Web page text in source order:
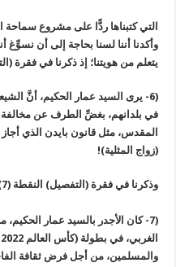
التي كتبناها ردًّا على مشروع سماحة
وأكدنا أننا لسنا بحاجة إلى أن
يتعلم من هويتنا؛ إذ ذكرنا في فقرة
(6- يرى السيد عمار الحكيم، أنَّ
في بلدانهم، بغضِّ الطرف عن مخالفة
المقدس، مثل قانون بايدن الذي
(زواج المثلية)!
وذكرنا في فقرة (التفصيل) النقطة (7):
(7- كان الأجدر بالسيد عمار الحكيم،
والمسلمين، من أجل فرض ثقافة